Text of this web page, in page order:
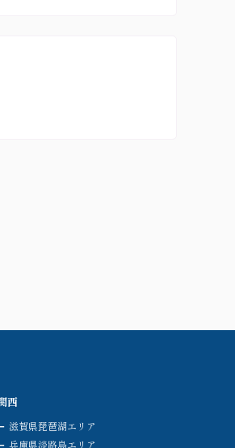
関西
滋賀県琵琶湖エリア
兵庫県淡路島エリア